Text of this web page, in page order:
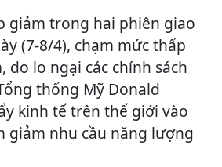
giảm trong hai phiên giao
(7-8/4), chạm mức thấp
do lo ngại các chính sách
thống Mỹ Donald
kinh tế trên thế giới vào
giảm nhu cầu năng lượng